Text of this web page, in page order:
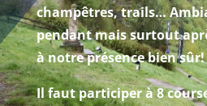
champêtres, trails…
pendant mais surtout
à notre présence bien sûr!
Il faut participer à 8